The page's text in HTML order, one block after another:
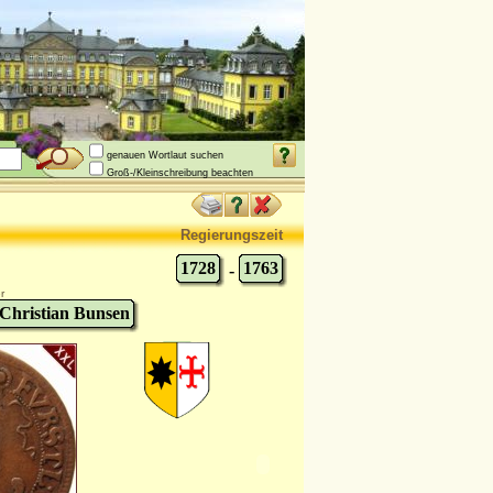
genauen Wortlaut suchen
Groß-/Kleinschreibung beachten
Regierungszeit
1728 - 1763
Bunsen